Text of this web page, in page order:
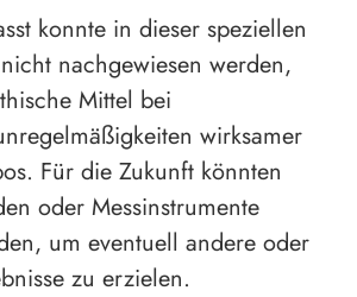
konnte in dieser speziellen
nachgewiesen werden,
Mittel bei
wirksamer
Für die Zukunft könnten
oder Messinstrumente
um eventuell andere oder
zu erzielen.